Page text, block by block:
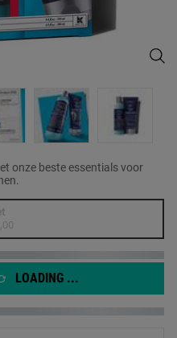
De
onze beste essentials voor
productvariant is niet in voorraad, {0}
of 1
LOADING ...